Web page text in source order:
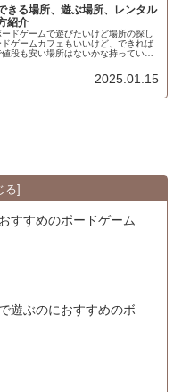
きる場所、遊ぶ場所、レンタル
紹介
ドゲームで遊びたいけど場所の探し
ゲームカフェもいいけど、できれば
段も安い場所はないかな持っている
2025.01.15
すすめのボードゲーム
遊ぶのにおすすめのボ